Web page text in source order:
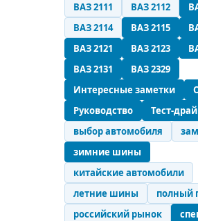
ВАЗ 2111
ВАЗ 2112
ВАЗ 2114
ВАЗ 2115
ВАЗ 2121
ВАЗ 2123
ВАЗ 2131
ВАЗ 2329
Интересные заметки
Руководство
Тест-
выбор автомобиля
зимние шины
китайские автомобили
летние шины
полный
российский рынок